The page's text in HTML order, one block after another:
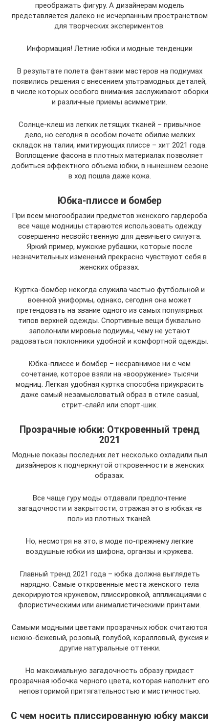
преображать фигуру. А дизайнерам модель
представляется далеко не исчерпанным пространством
для творческих экспериментов.
Информация! Летние юбки и модные тенденции
В результате полета фантазии мастеров на подиумах
появились решения с внесением ультрамодных деталей,
в числе которых особого внимания заслуживают оборки
и различные приемы асимметрии.
Солнце-клеш из легких летящих тканей – привычное
дело, но сегодня в особом почете обилие мелких
складок на талии, имитирующих плиссе – хит 2021 года.
Воплощение фасона в плотных материалах позволяет
добиться эффектного объема юбки, в нынешнем сезоне
в ход пошла даже кожа.
Юбка-плиссе и бомбер
При всем многообразии предметов женского гардероба
все чаще модницы стараются использовать одежду
совершенно несвойственную для девичьего силуэта.
Яркий пример, мужские рубашки, которые после
незначительных изменений прекрасно чувствуют себя в
женских образах.
Куртка-бомбер некогда служила частью футбольной и
военной униформы, однако, сегодня она может
претендовать на звание одного из самых популярных
типов верхней одежды. Спортивные вещи буквально
заполонили мировые подиумы, чему не устают
радоваться поклонники удобной и комфортной одежды.
Юбка-плиссе и бомбер – несравнимое ни с чем
сочетание, которое взяли на «вооружение» тысячи
модниц. Легкая удобная куртка способна приукрасить
даже самый незамысловатый образ в стиле casual,
стрит-слайл или спорт-шик.
Прозрачные юбки: Откровенный тренд
2021
Модные показы последних лет несколько охладили пыл
дизайнеров к подчеркнутой откровенности в женских
образах.
Все чаще гуру моды отдавали предпочтение
загадочности и закрытости, отражая это в юбках «в
пол» из плотных тканей.
Но, несмотря на это, в моде по-прежнему легкие
воздушные юбки из шифона, органзы и кружева.
Главный тренд 2021 года – юбка должна выглядеть
нарядно. Самые откровенные места женского тела
декорируются кружевом, плиссировкой, аппликациями с
флористическими или анималистическими принтами.
Самыми модными цветами прозрачных юбок считаются
нежно-бежевый, розовый, голубой, коралловый, фуксия и
другие натуральные оттенки.
Но максимальную загадочность образу придаст
прозрачная юбочка черного цвета, которая наполнит его
неповторимой притягательностью и мистичностью.
С чем носить плиссированную юбку макси